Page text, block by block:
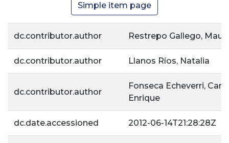
Simple item page
dc.contributor.author Restrepo Gallego,
dc.contributor.author Llanos Ríos, Natalia
dc.contributor.author
Fonseca Echeverri,
Enrique
dc.date.accessioned 2012-06-14T21:28:28Z